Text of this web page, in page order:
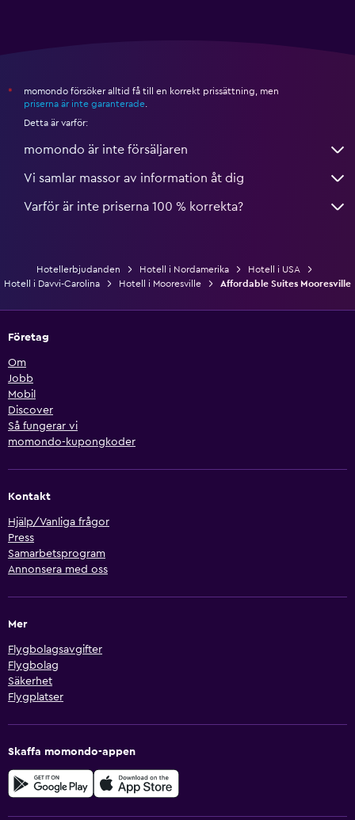
*
momondo försöker alltid få till en korrekt prissättning, men
priserna är inte garanterade
Detta är varför:
momondo är inte försäljaren
Vi samlar massor av information åt dig
Varför är inte priserna 100 % korrekta?
Hotellerbjudanden Hotell i Nordamerika
Hotell i USA
Hotell i Davvi-Carolina
Hotell i Mooresville Affordable Suites Mooresville
Företag
Om
Jobb
Mobil
Discover
Så fungerar vi
momondo-kupongkoder
Kontakt
Hjälp/Vanliga frågor
Press
Samarbetsprogram
Annonsera med oss
Mer
Flygbolagsavgifter
Flygbolag
Säkerhet
Flygplatser
Skaffa momondo-appen